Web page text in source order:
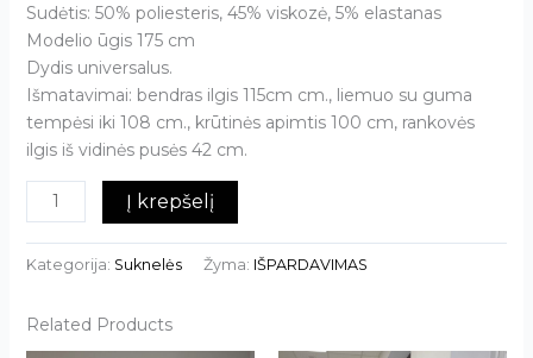
Sudėtis: 50% poliesteris, 45% viskozė, 5% elastanas
Modelio ūgis 175 cm
Dydis universalus.
Išmatavimai: bendras ilgis 115cm cm., liemuo su guma
tempėsi iki 108 cm., krūtinės apimtis 100 cm, rankovės
ilgis iš vidinės pusės 42 cm.
Į krepšelį
Kategorija: Suknelės Žyma: IŠPARDAVIMAS
Related Products